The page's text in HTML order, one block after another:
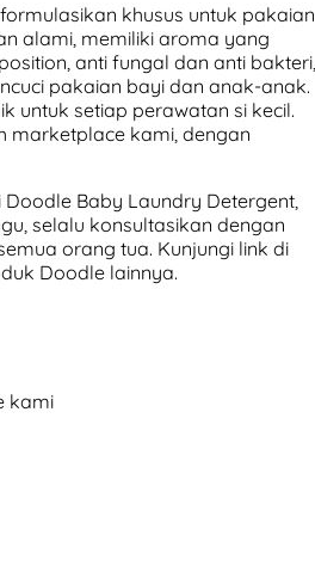
khusus untuk pakaian
alami, memiliki aroma yang
anti fungal dan anti bakteri,
pakaian bayi dan anak-anak.
untuk setiap perawatan si kecil.
marketplace kami, dengan
Baby Laundry Detergent,
selalu konsultasikan dengan
orang tua. Kunjungi link di
Doodle lainnya.
kami